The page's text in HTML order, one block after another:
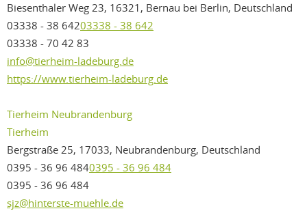
Biesenthaler Weg 23, 16321, Bernau bei Berlin, Deutschland
03338 - 38 64203338 - 38 642
03338 - 70 42 83
info@tierheim-ladeburg.de
https://www.tierheim-ladeburg.de
Tierheim Neubrandenburg
Tierheim
Bergstraße 25, 17033, Neubrandenburg, Deutschland
0395 - 36 96 4840395 - 36 96 484
0395 - 36 96 484
sjz@hinterste-muehle.de